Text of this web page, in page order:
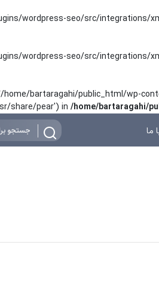
wordpress-seo/src/integrations/
wordpress-seo/src/integrations/
'/home/bartaragahi/public_html/wp-
share/pear') in /home/bartaragahi/
ما